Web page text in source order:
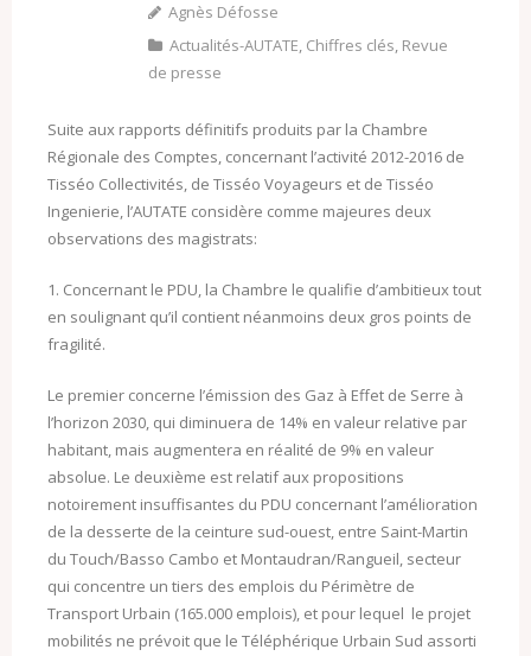
Agnès Défosse
Actualités-AUTATE, Chiffres clés, Revue
de presse
Suite aux rapports définitifs produits par la Chambre
Régionale des Comptes, concernant l’activité 2012-2016 de
Tisséo Collectivités, de Tisséo Voyageurs et de Tisséo
Ingenierie, l’AUTATE considère comme majeures deux
observations des magistrats:
1. Concernant le PDU, la Chambre le qualifie d’ambitieux tout
en soulignant qu’il contient néanmoins deux gros points de
fragilité.
Le premier concerne l’émission des Gaz à Effet de Serre à
l’horizon 2030, qui diminuera de 14% en valeur relative par
habitant, mais augmentera en réalité de 9% en valeur
absolue. Le deuxième est relatif aux propositions
notoirement insuffisantes du PDU concernant l’amélioration
de la desserte de la ceinture sud-ouest, entre Saint-Martin
du Touch/Basso Cambo et Montaudran/Rangueil, secteur
qui concentre un tiers des emplois du Périmètre de
Transport Urbain (165.000 emplois), et pour lequel le projet
mobilités ne prévoit que le Téléphérique Urbain Sud assorti